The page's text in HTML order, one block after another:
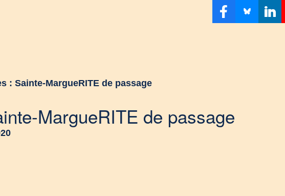
: Sainte-MargueRITE de passage
MargueRITE de passage